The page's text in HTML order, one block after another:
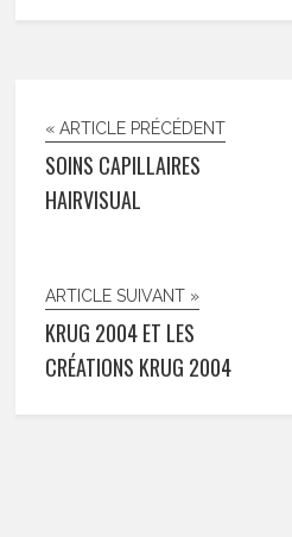
« ARTICLE PRÉCÉDENT
SOINS CAPILLAIRES
HAIRVISUAL
ARTICLE SUIVANT »
KRUG 2004 ET LES
CRÉATIONS KRUG 2004